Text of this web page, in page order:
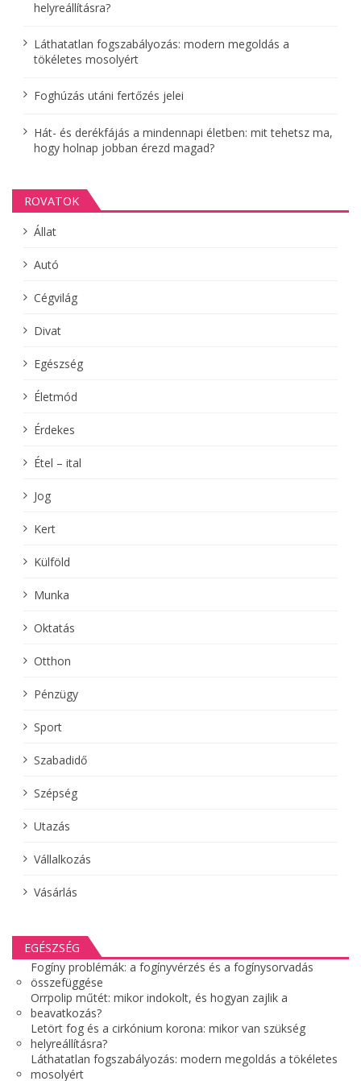
i
helyreállításra?
Láthatatlan fogszabályozás: modern megoldás a
tökéletes mosolyért
Foghúzás utáni fertőzés jelei
Hát- és derékfájás a mindennapi életben: mit tehetsz ma,
hogy holnap jobban érezd magad?
ROVATOK
Állat
Autó
Cégvilág
Divat
Egészség
Életmód
Érdekes
Étel – ital
Jog
Kert
Külföld
Munka
Oktatás
Otthon
Pénzügy
Sport
Szabadidő
Szépség
Utazás
Vállalkozás
Vásárlás
EGÉSZSÉG
Fogíny problémák: a fogínyvérzés és a fogínysorvadás
összefüggése
Orrpolip műtét: mikor indokolt, és hogyan zajlik a
beavatkozás?
Letört fog és a cirkónium korona: mikor van szükség
helyreállításra?
Láthatatlan fogszabályozás: modern megoldás a tökéletes
mosolyért